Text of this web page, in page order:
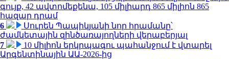
գույք, 42 ավտոմեքենա, 105 միլիարդ 865 միլիոն 865
հազար դրամ
6
Սուրեն Պապիկյանի նոր հրամանը՝
ժամկետային զինծառայողների վերաբերյալ
7
10 միլիոն երկրպագու պահանջում է վտարել
Արգենտինային ԱԱ-2026-ից